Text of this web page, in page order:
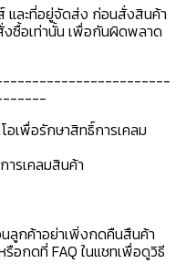
และที่อยู่จัดส่ง ก่อนสั่งสินค้า
งซื้อเท่านั้น เพื่อกันผิดพลาด
เพื่อรักษาสิทธิ์การเคลม
ารเคลมสินค้า
ลูกค้าอย่าเพิ่งกดคืนสืนค้า
อกดที่ FAQ ในแชทเพื่อดูวิธี